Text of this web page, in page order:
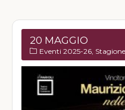
20 MAGGIO
Eventi 2025-26